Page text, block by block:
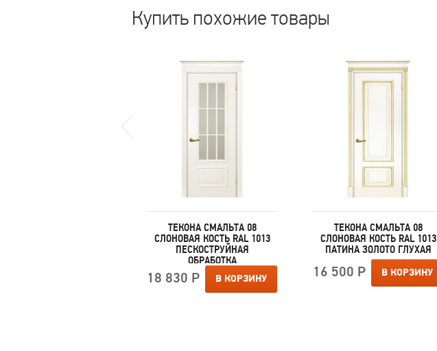
Купить похожие товары
ТЕКОНА СМАЛЬТА 08
СЛОНОВАЯ КОСТЬ RAL 1013
ПЕСКОСТРУЙНАЯ
ОБРАБОТКА
18 830 Р В КОРЗИНУ
ТЕКОНА СМАЛЬТА 08
СЛОНОВАЯ КОСТЬ RAL 1013
ПАТИНА ЗОЛОТО ГЛУХАЯ
16 500 Р В КОРЗИНУ